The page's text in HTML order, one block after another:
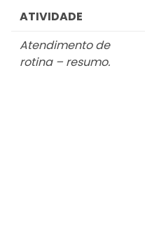
ATIVIDADE
Atendimento de
rotina – resumo.